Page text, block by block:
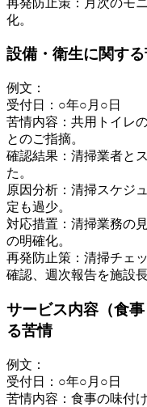
化。
設備・衛生に関す
例文：
受付日：○年○月○日
苦情内容：共用トイレ
とのご指摘。
確認結果：清掃業者と
た。
原因分析：清掃スケジ
定も過少。
対応措置：清掃業務の
の明確化。
再発防止策：清掃チェ
確認、週次報告を施設
サービス内容（食
る苦情
例文：
受付日：○年○月○日
苦情内容：食事の味付